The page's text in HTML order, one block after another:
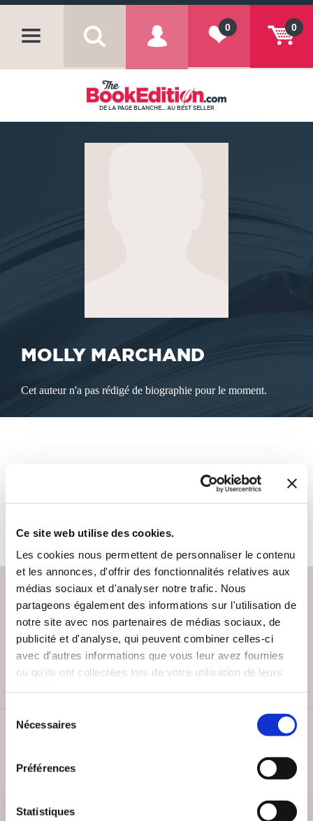
Ce site web utilise des cookies.
Les cookies nous permettent de personnaliser le contenu
et les annonces, d'offrir des fonctionnalités relatives aux
médias sociaux et d'analyser notre trafic. Nous
partageons également des informations sur l'utilisation de
notre site avec nos partenaires de médias sociaux, de
publicité et d'analyse, qui peuvent combiner celles-ci
avec d'autres informations que vous leur avez fournies
ou qu'ils ont collectées lors de votre utilisation de leurs
Nécessaires
Préférences
Statistiques
0
0
DE LA PAGE BLANCHE... AU BEST SELLER
MOLLY MARCHAND
Cet auteur n'a pas rédigé de biographie pour le moment.
pour le moment.
PAIEMENT SÉCURISÉ